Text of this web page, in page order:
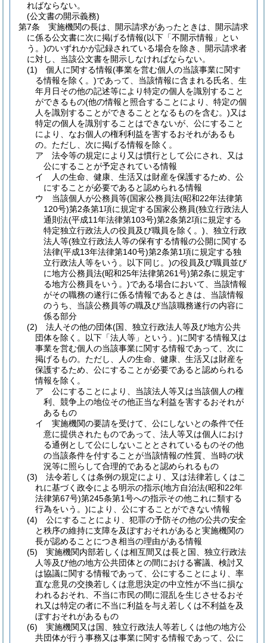
ればならない。
(公文書の開示義務)
第7条
実施機関の長は、開示請求があったときは、開示請求
に係る公文書に次に掲げる情報(以下「不開示情報」とい
う。)のいずれかが記録されている場合を除き、開示請求者
に対し、当該公文書を開示しなければならない。
(1)
個人に関する情報(事業を営む個人の当該事業に関す
る情報を除く。)であって、当該情報に含まれる氏名、生
年月日その他の記述等により特定の個人を識別すること
ができるもの(他の情報と照合することにより、特定の個
人を識別することができることとなるものを含む。)又は
特定の個人を識別することはできないが、公にすること
により、なお個人の権利利益を害するおそれがあるも
の。 ただし、次に掲げる情報を除く。
ア
法令等の規定により又は慣行として公にされ、又は
公にすることが予定されている情報
イ
人の生命、健康、生活又は財産を保護するため、公
にすることが必要であると認められる情報
ウ
当該個人が公務員等(国家公務員法(昭和22年法律第
120号)第2条第1項に規定する国家公務員(独立行政法人
通則法(平成11年法律第103号)第2条第2項に規定する
特定独立行政法人の役員及び職員を除く。) 、独立行政
法人等(独立行政法人等の保有する情報の公開に関する
法律(平成13年法律第140号)第2条第1項に規定する独
立行政法人等をいう。以下同じ。)の役員及び職員並び
に地方公務員法(昭和25年法律第261号)第2条に規定す
る地方公務員をいう。)である場合において、当該情報
がその職務の遂行に係る情報であるときは、当該情報
のうち、当該公務員等の職及び当該職務遂行の内容に
係る部分
(2)
法人その他の団体(国、独立行政法人等及び地方公共
団体を除く。以下「法人等」という。)に関する情報又は
事業を営む個人の当該事業に関する情報であって、次に
掲げるもの。 ただし、人の生命、健康、生活又は財産を
保護するため、公にすることが必要であると認められる
情報を除く。
ア
公にすることにより、当該法人等又は当該個人の権
利、競争上の地位その他正当な利益を害するおそれが
あるもの
イ
実施機関の要請を受けて、公にしないとの条件で任
意に提供されたものであって、法人等又は個人におけ
る通例として公にしないこととされているものその他
の当該条件を付することが当該情報の性質、当時の状
況等に照らして合理的であると認められるもの
(3)
法令若しくは条例の規定により、又は法律若しくはこ
れに基づく政令による明示の指示(地方自治法(昭和22年
法律第67号)第245条第1号への指示その他これに類する
行為をいう。)により、公にすることができない情報
(4)
公にすることにより、犯罪の予防その他の公共の安全
と秩序の維持に支障を及ぼすおそれがあると実施機関の
長が認めることにつき相当の理由がある情報
(5)
実施機関内部若しくは相互間又は長と国、独立行政法
人等及び他の地方公共団体との間における審議、検討又
は協議に関する情報であって、公にすることにより、率
直な意見の交換若しくは意思決定の中立性が不当に損な
われるおそれ、不当に市民の間に混乱を生じさせるおそ
れ又は特定の者に不当に利益を与え若しくは不利益を及
ぼすおそれがあるもの
(6)
実施機関又は国、独立行政法人等若しくは他の地方公
共団体が行う事務又は事業に関する情報であって、公に